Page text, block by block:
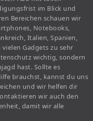
im Blick und
Bereichen schauen wir
Notebooks,
Italien, Spanien,
Gadgets zu sehr
wichtig, sondern
hast. Sollte es
brauchst, kannst du uns
und wir helfen dir
wir auch den
damit wir alle